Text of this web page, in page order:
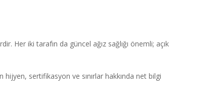
Her iki tarafın da güncel ağız sağlığı önemli; açık
sertifikasyon ve sınırlar hakkında net bilgi